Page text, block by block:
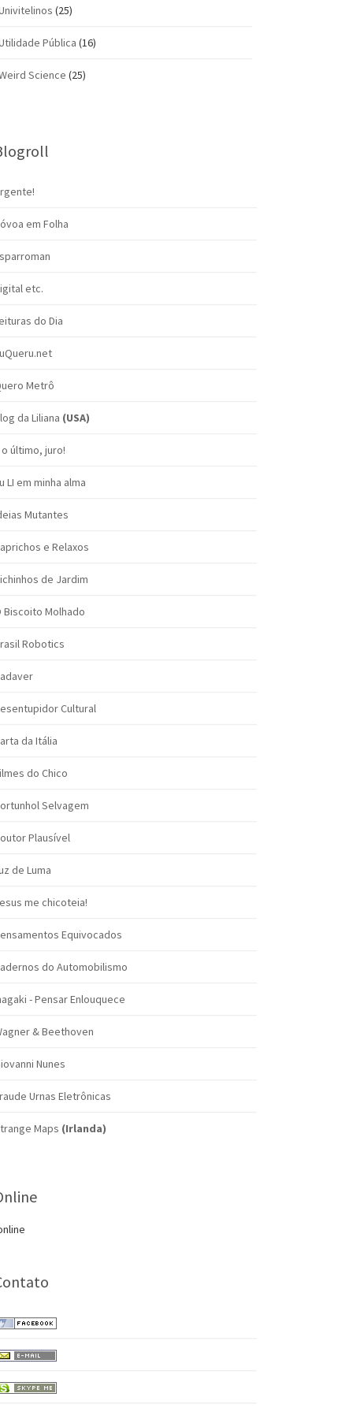
(25)
Pública (16)
Science (25)
em Folha
etc.
do Dia
Metrô
da Liliana (USA)
o último, juro!
LI em minha alma
Mutantes
e Relaxos
de Jardim
Biscoito Molhado
Robotics
Cultural
da Itália
do Chico
Selvagem
Plausível
de Luma
me chicoteia!
Equivocados
do Automobilismo
- Pensar Enlouquece
& Beethoven
Nunes
Urnas Eletrônicas
Maps (Irlanda)